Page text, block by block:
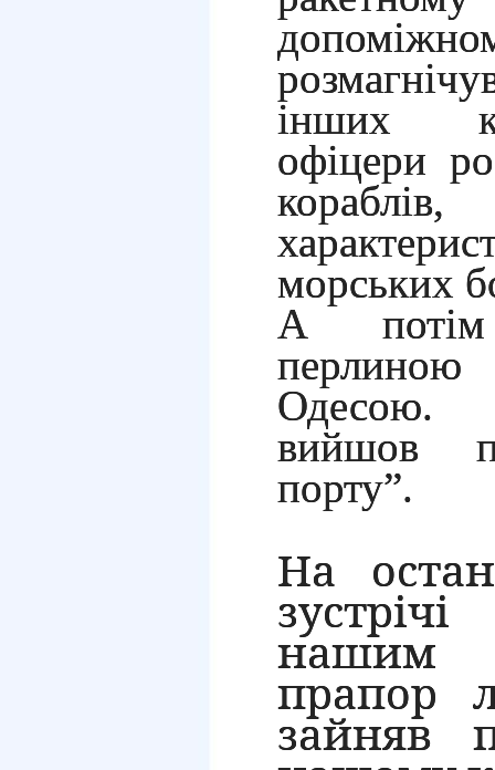
інших
офіцери
морських
А потім
Одесою.
вийшов
порту”.
На
нашим
прапор
зайняв